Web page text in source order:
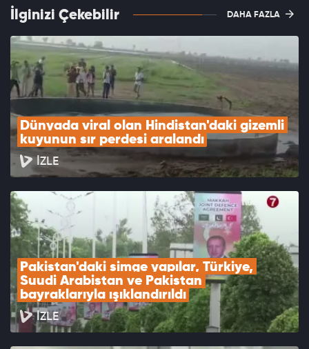
İlginizi Çekebilir DAHA FAZLA
Dünyada viral olan Hindistan'daki gizemli
kuyunun sır perdesi aralandı
İZLE
Pakistan'daki simge yapılar, Türkiye,
Suudi Arabistan ve Pakistan
bayraklarıyla ışıklandırıldı
İZLE